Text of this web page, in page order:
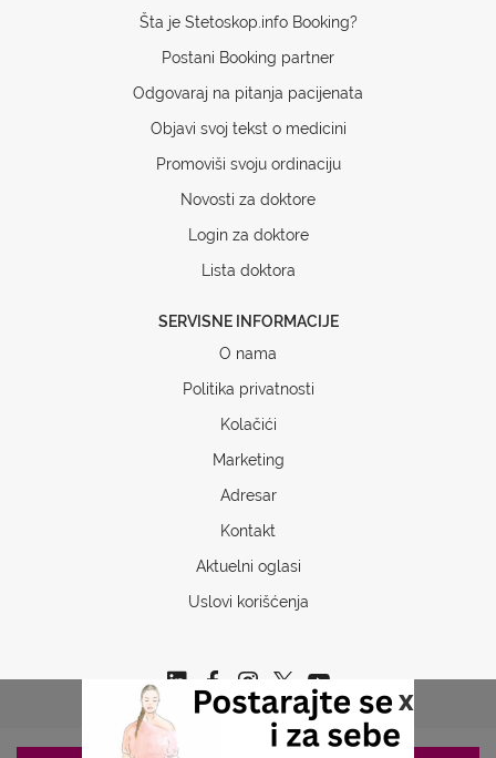
x
Šta je Stetoskop.info Booking?
Postani Booking partner
Odgovaraj na pitanja pacijenata
Objavi svoj tekst o medicini
Promoviši svoju ordinaciju
Novosti za doktore
Login za doktore
Lista doktora
SERVISNE INFORMACIJE
O nama
Politika privatnosti
Kolačići
Marketing
Adresar
Kontakt
Aktuelni oglasi
Uslovi korišćenja